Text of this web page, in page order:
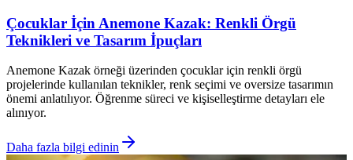
Çocuklar İçin Anemone Kazak: Renkli Örgü
Teknikleri ve Tasarım İpuçları
Anemone Kazak örneği üzerinden çocuklar için renkli örgü
projelerinde kullanılan teknikler, renk seçimi ve oversize tasarımın
önemi anlatılıyor. Öğrenme süreci ve kişiselleştirme detayları ele
alınıyor.
Daha fazla bilgi edinin